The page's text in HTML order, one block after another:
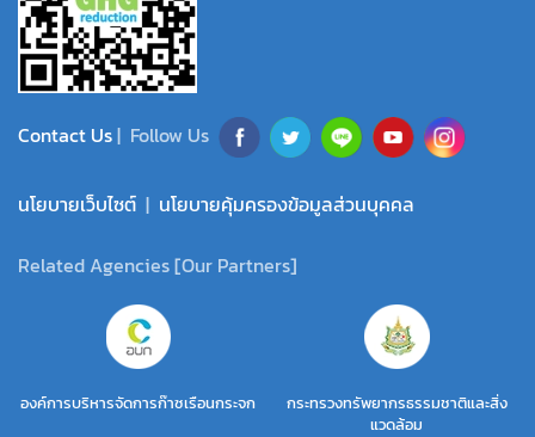
Contact Us| Follow Us
นโยบายเว็บไซต์ | นโยบายคุ้มครองข้อมูลส่วนบุคคล
Related Agencies [Our Partners]
องค์การบริหารจัดการก๊าซเรือนกระจก
กระทรวงทรัพยากรธรรมชาติและสิ่ง
แวดล้อม